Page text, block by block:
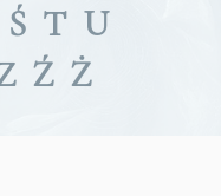
Ś T U
Ź Ż